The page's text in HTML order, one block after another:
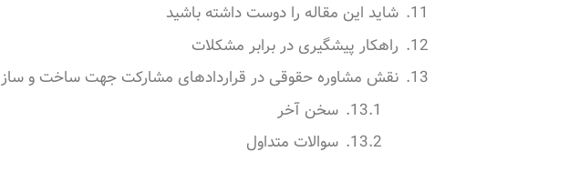
شاید این مقاله را دوست داشته باشید
راهکار پیشگیری در برابر مشکلات
نقش مشاوره حقوقی در قراردادهای مشارکت جهت ساخت و ساز
سخن آخر
سوالات متداول